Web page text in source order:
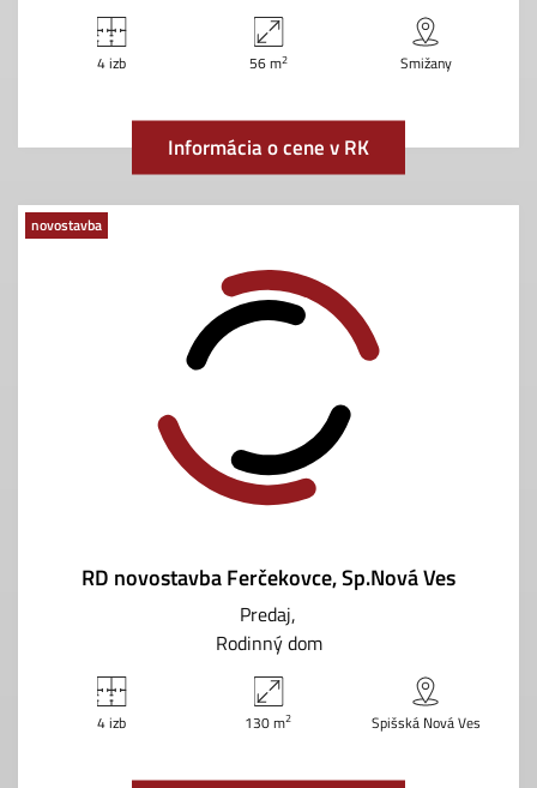
4 izb 56 m2 Smižany
Informácia o cene v RK
novostavba
RD novostavba Ferčekovce, Sp.Nová Ves
Predaj
Rodinný dom
4 izb 130 m2 Spišská Nová Ves